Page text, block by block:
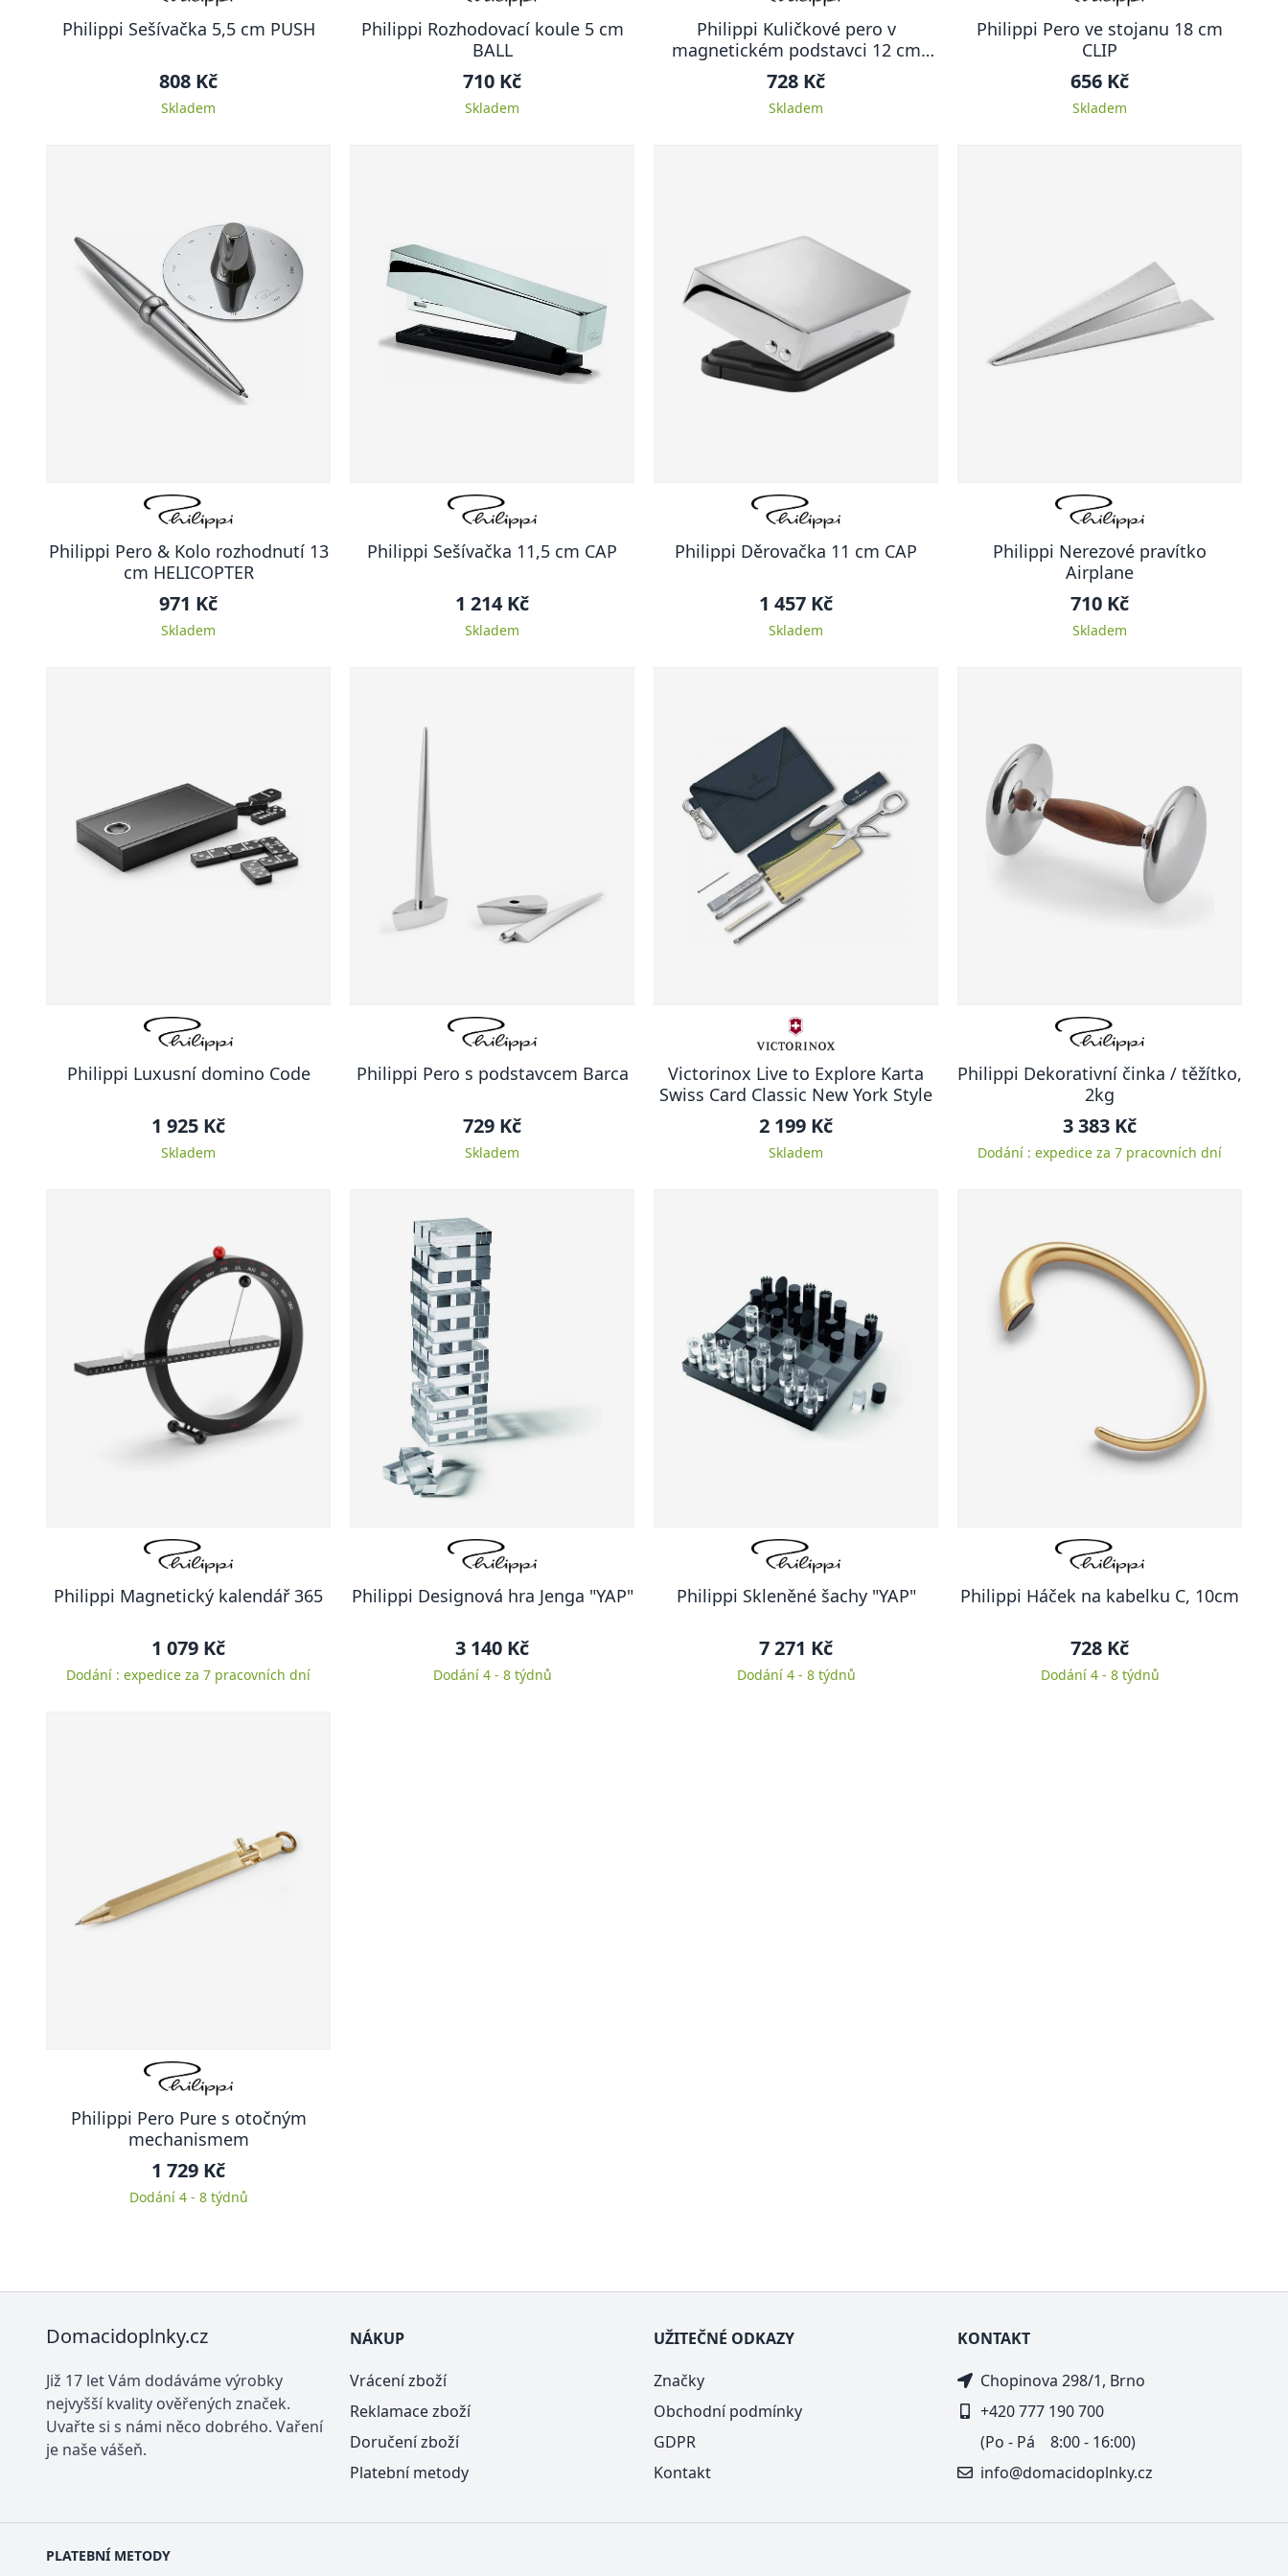
Philippi Sešívačka 5,5 cm PUSH
808 Kč
Skladem
Philippi Rozhodovací koule 5 cm
BALL
710 Kč
Skladem
Philippi Kuličkové pero v
magnetickém podstavci 12 cm
LUCY
728 Kč
Skladem
Philippi Pero ve stojanu 18 cm
CLIP
656 Kč
Skladem
Philippi Pero & Kolo rozhodnutí 13
cm HELICOPTER
971 Kč
Skladem
Philippi Sešívačka 11,5 cm CAP
1 214 Kč
Skladem
Philippi Děrovačka 11 cm CAP
1 457 Kč
Skladem
Philippi Nerezové pravítko
Airplane
710 Kč
Skladem
Philippi Luxusní domino Code
1 925 Kč
Skladem
Philippi Pero s podstavcem Barca
729 Kč
Skladem
Victorinox Live to Explore Karta
Swiss Card Classic New York Style
2 199 Kč
Skladem
Philippi Dekorativní činka / těžítko,
2kg
3 383 Kč
Dodání : expedice za 7 pracovních dní
Philippi Magnetický kalendář 365
1 079 Kč
Dodání : expedice za 7 pracovních dní
Philippi Designová hra Jenga "YAP"
3 140 Kč
Dodání 4 - 8 týdnů
Philippi Skleněné šachy "YAP"
7 271 Kč
Dodání 4 - 8 týdnů
Philippi Háček na kabelku C, 10cm
728 Kč
Dodání 4 - 8 týdnů
Philippi Pero Pure s otočným
mechanismem
1 729 Kč
Dodání 4 - 8 týdnů
Domacidoplnky.cz
Již 17 let Vám dodáváme výrobky
nejvyšší kvality ověřených značek.
Uvařte si s námi něco dobrého. Vaření
je naše vášeň.
NÁKUP
Vrácení zboží
Reklamace zboží
Doručení zboží
Platební metody
UŽITEČNÉ ODKAZY
Značky
Obchodní podmínky
GDPR
Kontakt
KONTAKT
Chopinova 298/1, Brno
+420 777 190 700
(Po - Pá 8:00 - 16:00)
info@domacidoplnky.cz
PLATEBNÍ METODY